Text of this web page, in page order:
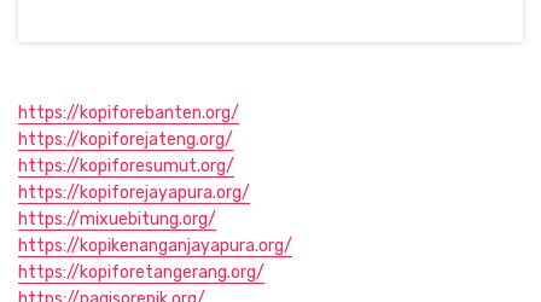
https://kopiforebanten.org/
https://kopiforejateng.org/
https://kopiforesumut.org/
https://kopiforejayapura.org/
https://mixuebitung.org/
https://kopikenanganjayapura.org/
https://kopiforetangerang.org/